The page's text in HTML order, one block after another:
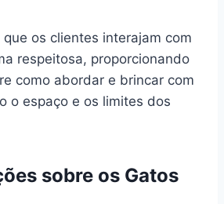
os clientes interajam com
respeitosa, proporcionando
como abordar e brincar com
o espaço e os limites dos
sobre os Gatos